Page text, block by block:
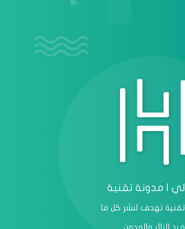
| مدونة تقنية
تهدف لنشر كل ما
الزائر والمدون.